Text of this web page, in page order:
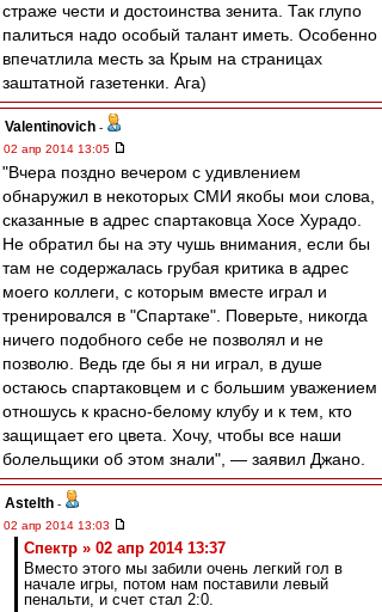
страже чести и достоинства зенита. Так глупо
палиться надо особый талант иметь. Особенно
впечатлила месть за Крым на страницах
заштатной газетенки. Ага)
Valentinovich -
02 апр 2014 13:05
"Вчера поздно вечером с удивлением
обнаружил в некоторых СМИ якобы мои слова,
сказанные в адрес спартаковца Хосе Хурадо.
Не обратил бы на эту чушь внимания, если бы
там не содержалась грубая критика в адрес
моего коллеги, с которым вместе играл и
тренировался в "Спартаке". Поверьте, никогда
ничего подобного себе не позволял и не
позволю. Ведь где бы я ни играл, в душе
остаюсь спартаковцем и с большим уважением
отношусь к красно-белому клубу и к тем, кто
защищает его цвета. Хочу, чтобы все наши
болельщики об этом знали", — заявил Джано.
Astelth -
02 апр 2014 13:03
Спектр » 02 апр 2014 13:37
Вместо этого мы забили очень легкий гол в
начале игры, потом нам поставили левый
пенальти, и счет стал 2:0.